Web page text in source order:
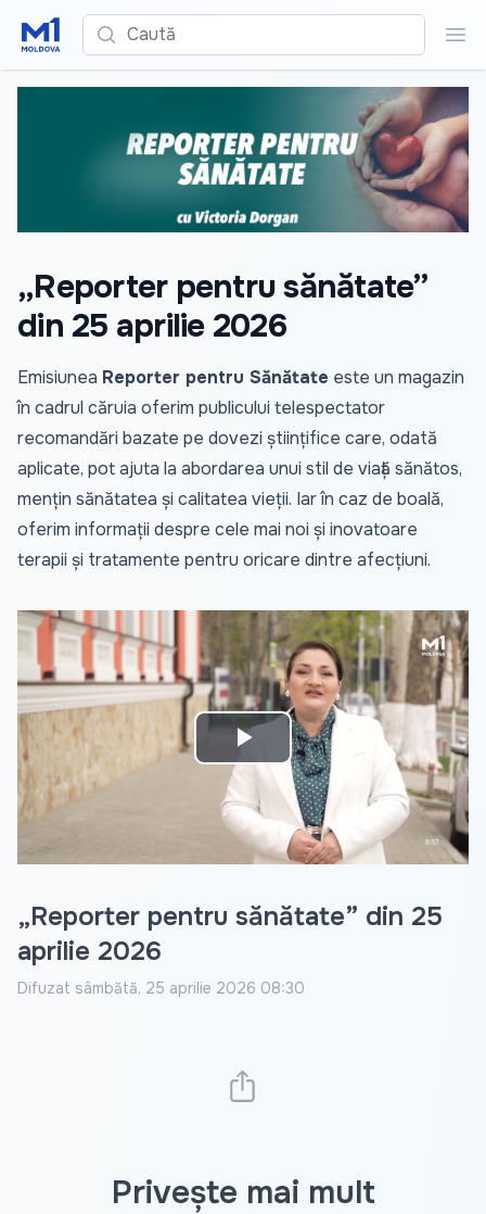
Caută
„Reporter pentru sănătate”
din 25 aprilie 2026
Emisiunea Reporter pentru Sănătate este un magazin
în cadrul căruia oferim publicului telespectator
recomandări bazate pe dovezi științifice care, odată
aplicate, pot ajuta la abordarea unui stil de viață sănătos,
mențin sănătatea și calitatea vieții. Iar în caz de boală,
oferim informații despre cele mai noi și inovatoare
terapii și tratamente pentru oricare dintre afecțiuni.
Play
Video
„Reporter pentru sănătate” din 25
aprilie 2026
Difuzat sâmbătă, 25 aprilie 2026 08:30
Privește mai mult